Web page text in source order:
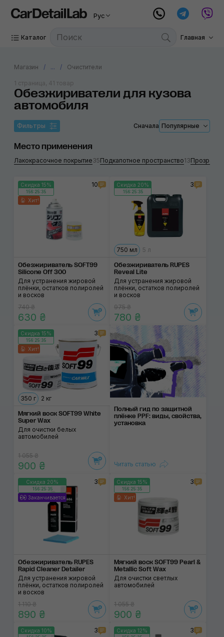
Рус
Каталог Главная
Магазин ... Очистители
Обезжириватели для кузова
автомобиля
1 страница, 41 товар
Фильтры Сначала Популярные
Место применения
Лакокрасочное покрытие35Подкапотное пространство13
Скидка 15%
156:25:35
Хит!
10
Обезжириватель SOFT99
Silicone Off 300
Для устранения жировой
плёнки, остатков полиролей
и восков
740 ₴
630 ₴
Скидка 20%
156:25:35
3
750 мл 5 л
Обезжириватель RUPES
Reveal Lite
Для устранения жировой
плёнки, остатков полиролей
и восков
975 ₴
780 ₴
Скидка 15%
156:25:35
Хит!
3
350 г 2 кг
Мягкий воск SOFT99 White
Super Wax
Для очистки белых
автомобилей
1 055 ₴
900 ₴
Полный гид по защитной
плёнке PPF: виды, свойства,
установка
Читать статью
Скидка 20%
156:25:35
Заканчивается
3
Обезжириватель RUPES
Rapid Cleaner Detailer
Для устранения жировой
плёнки, остатков полиролей
и восков
1 110 ₴
890 ₴
Скидка 15%
156:25:35
Хит!
3
Мягкий воск SOFT99 Pearl &
Metallic Soft Wax
Для очистки светлых
автомобилей
1 055 ₴
900 ₴
Скидка 10% 3 Скидка 12% 3